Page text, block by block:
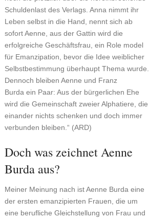
Schuldenlast des Verlags. Anna nimmt ihr
Leben selbst in die Hand, nennt sich ab
sofort Aenne, aus der Gattin wird die
erfolgreiche Geschäftsfrau, ein Role model
für Emanzipation, bevor die Idee weiblicher
Selbstbestimmung überhaupt Thema wurde.
Dennoch bleiben Aenne und Franz
Burda ein Paar: Aus der bürgerlichen Ehe
wird die Gemeinschaft zweier Alphatiere, die
einander nichts schenken und doch immer
verbunden bleiben.“ (ARD)
Doch was zeichnet Aenne
Burda aus?
Meiner Meinung nach ist Aenne Burda eine
der ersten emanzipierten Frauen, die um
eine berufliche Gleichstellung von Frau und